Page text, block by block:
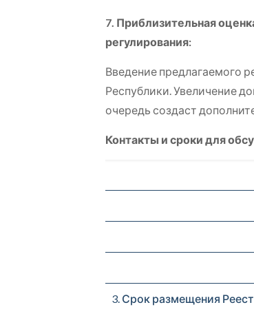
7. Приблизительная
регулирования:
Введение предлагаемого
Республики. Увеличение
очередь создаст
Контакты и сроки для
3. Срок размещения